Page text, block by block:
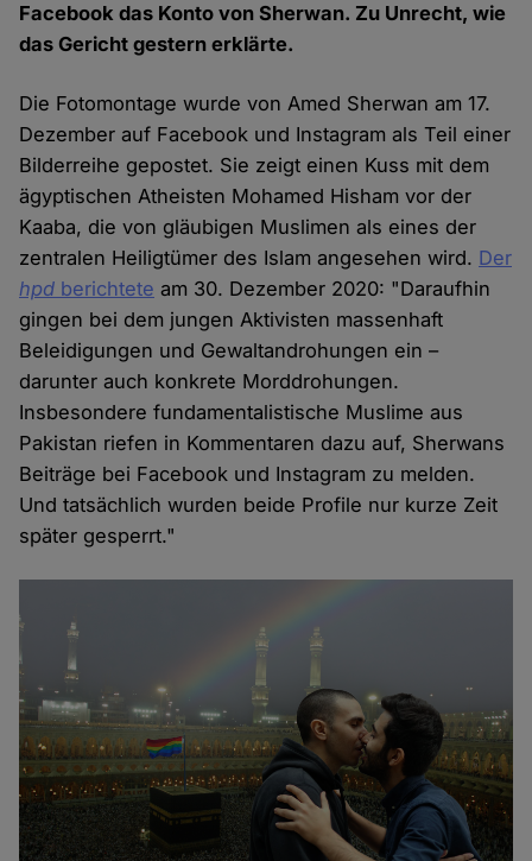
Facebook das Konto von Sherwan. Zu Unrecht, wie
das Gericht gestern erklärte.
Die Fotomontage wurde von Amed Sherwan am 17.
Dezember auf Facebook und Instagram als Teil einer
Bilderreihe gepostet. Sie zeigt einen Kuss mit dem
ägyptischen Atheisten Mohamed Hisham vor der
Kaaba, die von gläubigen Muslimen als eines der
zentralen Heiligtümer des Islam angesehen wird. Der
hpd berichtete am 30. Dezember 2020: "Daraufhin
gingen bei dem jungen Aktivisten massenhaft
Beleidigungen und Gewaltandrohungen ein –
darunter auch konkrete Morddrohungen.
Insbesondere fundamentalistische Muslime aus
Pakistan riefen in Kommentaren dazu auf, Sherwans
Beiträge bei Facebook und Instagram zu melden.
Und tatsächlich wurden beide Profile nur kurze Zeit
später gesperrt."